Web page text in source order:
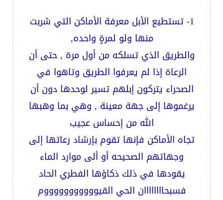
1- تستطيع الأبل معرفة الأماكن التي شربت
منها ولو لمرةٍ واحده,
والطريق الذي تسلكه من أول مرة , حتى أن
الرعاة إذا لم يعرفوا الطريق وتاهوا في
الصحراء يتركون إبلهم تسير لوحدها دون أن
يرغموها إلى جهة معينة , وهي بما وهبها
الله من إحساس عجيب
تجاه الأماكن فإنها تقوم بإرشاد رعاتها إلى
وجهاتهم الصحيحه أو ألى موارد الماء
يقودها في ذلك ذكاؤها الفطري الحاد
فسبحاااااااان الحي القيوووووووووووم